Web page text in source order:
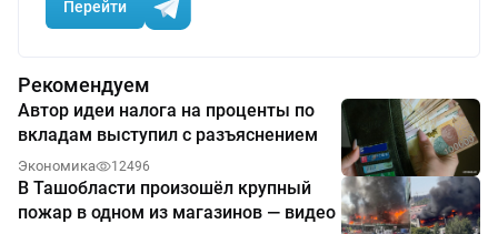
Перейти
Рекомендуем
Автор идеи налога на проценты по
вкладам выступил с разъяснением
Экономика 12496
В Ташобласти произошёл крупный
пожар в одном из магазинов — видео